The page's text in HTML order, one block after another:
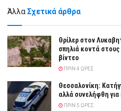
Άλλα Σχετικά άρθρα
Θρίλερ στον
σπηλιά κοντά στους
βίντεο
ΠΡΙΝ 4 ΏΡΕΣ
Θεσσαλονίκη:
αλλά συνελήφθη
ΠΡΙΝ 5 ΏΡΕΣ